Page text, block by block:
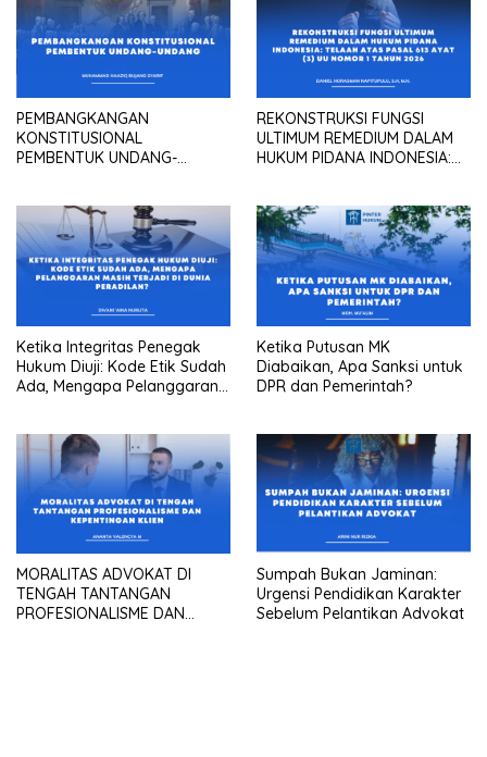
PEMBANGKANGAN
KONSTITUSIONAL
PEMBENTUK UNDANG-
REKONSTRUKSI FUNGSI
ULTIMUM REMEDIUM DALAM
HUKUM PIDANA INDONESIA:
Ketika Integritas Penegak
Hukum Diuji: Kode Etik Sudah
Ada, Mengapa Pelanggaran
Ketika Putusan MK
Diabaikan, Apa Sanksi untuk
DPR dan Pemerintah?
MORALITAS ADVOKAT DI
TENGAH TANTANGAN
PROFESIONALISME DAN
Sumpah Bukan Jaminan:
Urgensi Pendidikan Karakter
Sebelum Pelantikan Advokat